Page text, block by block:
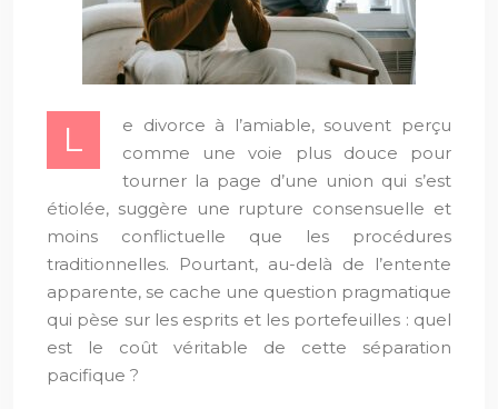
L
e divorce à l’amiable, souvent perçu
comme une voie plus douce pour
tourner la page d’une union qui s’est
étiolée, suggère une rupture consensuelle et
moins conflictuelle que les procédures
traditionnelles. Pourtant, au-delà de l’entente
apparente, se cache une question pragmatique
qui pèse sur les esprits et les portefeuilles : quel
est le coût véritable de cette séparation
pacifique ?